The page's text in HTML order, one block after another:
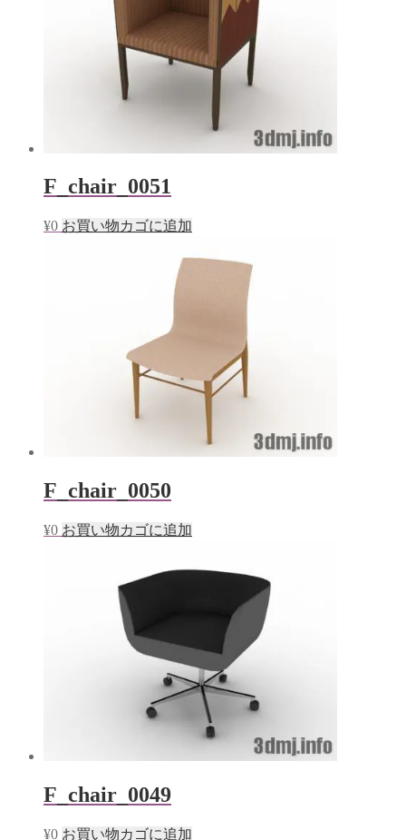
F_chair_0051
¥0 お買い物カゴに追加
F_chair_0050
¥0 お買い物カゴに追加
F_chair_0049
¥0 お買い物カゴに追加